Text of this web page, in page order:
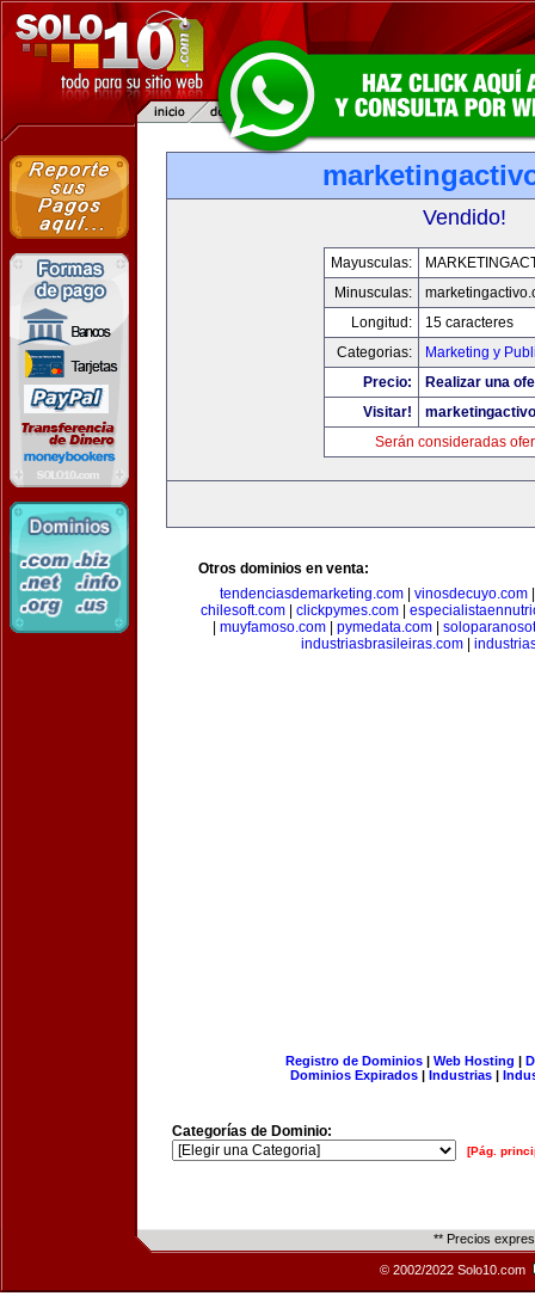
Vendido!
Mayusculas:
Minusculas:
Longitud:
15 caracteres
Categorias:
Marketing y
Precio:
Realizar una
Visitar!
Serán consideradas
Otros dominios en venta:
tendenciasdemarketing.com| vinosdecuyo.com
chilesoft.com
clickpymes.com
muyfamoso.com pymedata.com
industriasbrasileiras.com
Registro de Dominios| Web Hosting |
Dominios Expirados | Industrias |
Categorías de Dominio:
[Pág.
** Precios
© 2002/2022 Solo10.com